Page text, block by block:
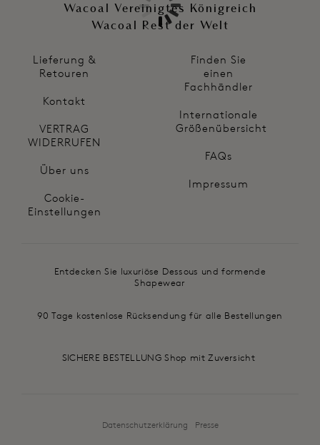
Lieferung &
Retouren
Kontakt
VERTRAG
WIDERRUFEN
Über uns
Cookie-
Einstellungen
Wacoal Vereinigtes Königreich
Wacoal Rest der Welt
Finden Sie
einen
Fachhändler
Internationale
Größenübersicht
FAQs
Impressum
Entdecken Sie luxuriöse Dessous und formende
Shapewear
90 Tage kostenlose Rücksendung für alle Bestellungen
SICHERE BESTELLUNG Shop mit Zuversicht
Datenschutzerklärung Presse